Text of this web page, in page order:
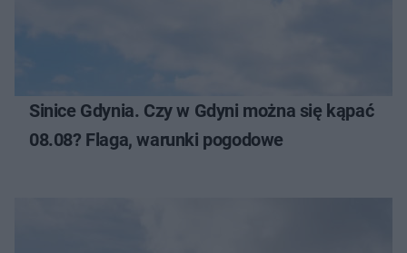
Sinice Gdynia. Czy w Gdyni można się kąpać
08.08? Flaga, warunki pogodowe